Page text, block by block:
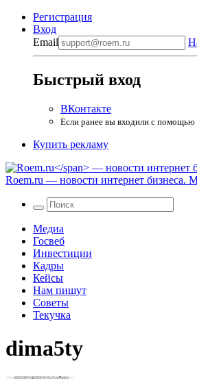
Регистрация
Вход
Email
Быстрый вход
ВКонтакте
Если ранее вы входили с помощью
Купить рекламу
Roem.ru — новости интернет бизнеса.
Медиа
Госвеб
Инвестиции
Кадры
Кейсы
Нам пишут
Советы
Текучка
dima5ty